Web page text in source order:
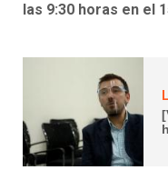
las 9:30 horas en el